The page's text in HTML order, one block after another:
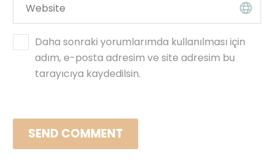
Daha sonraki yorumlarımda kullanılması için
adım, e-posta adresim ve site adresim bu
tarayıcıya kaydedilsin.
SEND COMMENT